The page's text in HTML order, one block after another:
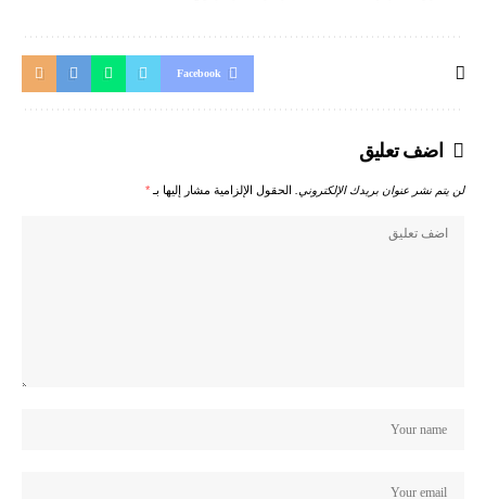
Facebook
اضف تعليق
لن يتم نشر عنوان بريدك الإلكتروني. الحقول الإلزامية مشار إليها بـ *